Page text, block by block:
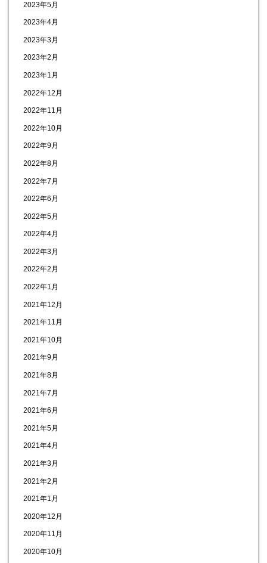
2023年5月
2023年4月
2023年3月
2023年2月
2023年1月
2022年12月
2022年11月
2022年10月
2022年9月
2022年8月
2022年7月
2022年6月
2022年5月
2022年4月
2022年3月
2022年2月
2022年1月
2021年12月
2021年11月
2021年10月
2021年9月
2021年8月
2021年7月
2021年6月
2021年5月
2021年4月
2021年3月
2021年2月
2021年1月
2020年12月
2020年11月
2020年10月